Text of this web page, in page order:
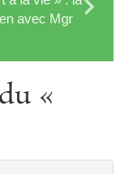
avec Mgr
«